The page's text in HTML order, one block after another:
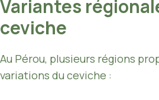
Variantes
ceviche
Au Pérou, plusieurs régions
variations du ceviche :